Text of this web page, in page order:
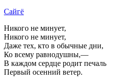
Сайгё
Никого не минует,
Никого не минует,
Даже тех, кто в обычные дни,
Ко всему равнодушны,—
В каждом сердце родит печаль
Первый осенний ветер.